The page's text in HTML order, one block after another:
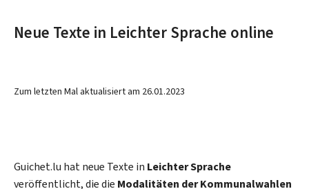
actif
Neue Texte in Leichter Sprache online
Zum letzten Mal aktualisiert am 26.01.2023
Guichet.lu hat neue Texte in Leichter Sprache
veröffentlicht, die die Modalitäten der Kommunalwahlen